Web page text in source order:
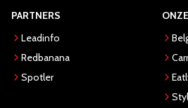
PARTNERS
Leadinfo
Redbanana
Spotler